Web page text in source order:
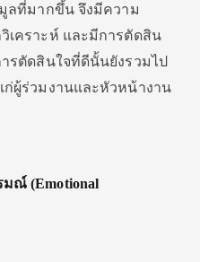
ลที่มากขึ้น จึงมีความ
เคราะห์ และมีการตัดสิน
รตัดสินใจที่ดีนั้นยังรวมไป
ก่ผู้ร่วมงานและหัวหน้างาน
มณ์ (Emotional